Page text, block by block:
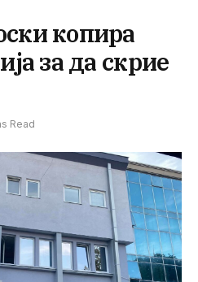
копира
за да скрие
Read